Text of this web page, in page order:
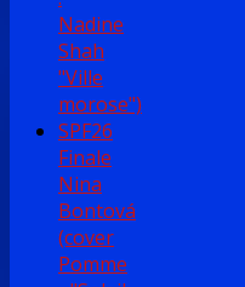
Nadine
Shah
"Ville
morose")
SPF26
Finale
Nina
Bontová
(cover
Pomme